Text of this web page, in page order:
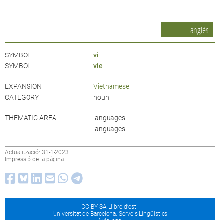
anglès
SYMBOL
vi
SYMBOL
vie
EXPANSION
Vietnamese
CATEGORY
noun
THEMATIC AREA
languages
languages
Actualització: 31-1-2023
Impressió de la pàgina
CC BY-SA Llibre d’estil
Universitat de Barcelona. Serveis Lingüístics